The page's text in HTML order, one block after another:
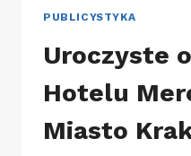
PUBLICYSTYKA
Uroczyste
Hotelu
Miasto